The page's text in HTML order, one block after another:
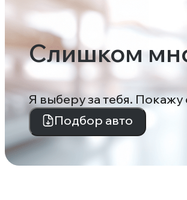
Слишком
Я выберу за тебя.
Подбор авто